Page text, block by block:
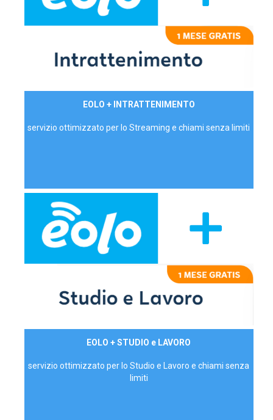
EOLO + INTRATTENIMENTO
servizio ottimizzato per lo Streaming e chiami senza limiti
EOLO + STUDIO e LAVORO
servizio ottimizzato per lo Studio e Lavoro e chiami senza
limiti